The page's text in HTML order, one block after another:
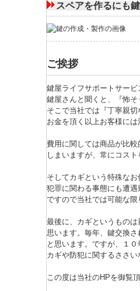
スペアを作るにも
ご挨拶
鍵屋ライフサポートサービ
鍵屋さんと聞くと、『怖そ
そこで当社では『丁寧親
お金を頂く以上お客様に
費用に関しては商品が比
しまいますが、常にコス
そしてカギという特殊な
犯罪に関わる事態にも遭遇
ですので当社では可能な限
最後に、カギというもの
思います。毎年、鍵交換
と思います。ですが、１
カギや防犯に関するささ
この度は当社のHPを御覧